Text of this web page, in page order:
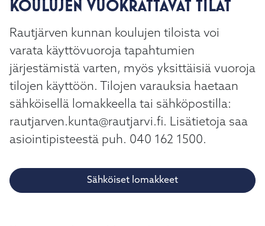
KOULUJEN VUOKRATTAVAT TILAT
Rautjärven kunnan koulujen tiloista voi
varata käyttövuoroja tapahtumien
järjestämistä varten, myös yksittäisiä vuoroja
tilojen käyttöön. Tilojen varauksia haetaan
sähköisellä lomakkeella tai sähköpostilla:
rautjarven.kunta@rautjarvi.fi. Lisätietoja saa
asiointipisteestä puh. 040 162 1500.
Sähköiset lomakkeet